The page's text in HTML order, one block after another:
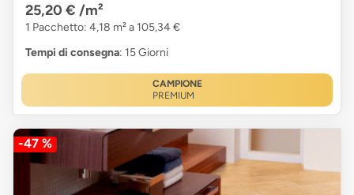
25,20 € /m²
1 Pacchetto: 4,18 m² a 105,34 €
Tempi di consegna: 15 Giorni
CAMPIONE
PREMIUM
-47 %